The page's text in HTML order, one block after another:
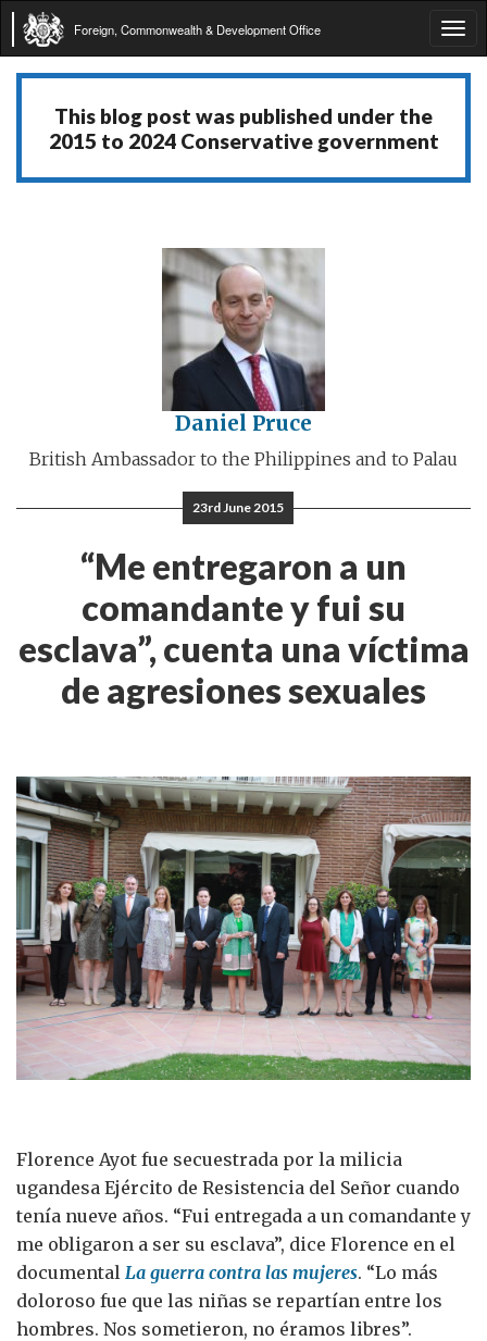
Foreign, Commonwealth & Development Office
This blog post was published under the
2015 to 2024 Conservative government
Daniel Pruce
British Ambassador to the Philippines and to Palau
23rd June 2015
“Me entregaron a un
comandante y fui su
esclava”, cuenta una víctima
de agresiones sexuales
Florence Ayot fue secuestrada por la milicia
ugandesa Ejército de Resistencia del Señor cuando
tenía nueve años. “Fui entregada a un comandante y
me obligaron a ser su esclava”, dice Florence en el
documental La guerra contra las mujeres. “Lo más
doloroso fue que las niñas se repartían entre los
hombres. Nos sometieron, no éramos libres”.